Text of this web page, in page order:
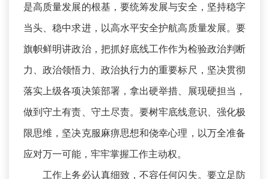
是高质量发展的根基，要统筹发展与安全，坚持稳字
当头、稳中求进，以高水平安全护航高质量发展。要
旗帜鲜明讲政治，把抓好底线工作作为检验政治判断
力、政治领悟力、政治执行力的重要标尺，坚决贯彻
落实上级各项决策部署，拿出硬举措、展现硬担当，
做到守土有责、守土尽责。要树牢底线意识、强化极
限思维，坚决克服麻痹思想和侥幸心理，以万全准备
应对万一可能，牢牢掌握工作主动权。
工作上务必认真细致，不容任何闪失。要立足防